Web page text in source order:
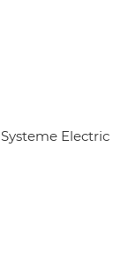
Systeme Electric